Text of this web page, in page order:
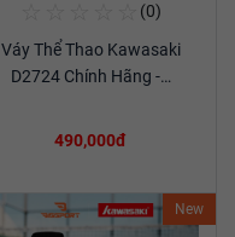
(0)
Váy Thể Thao Kawasaki
D2724 Chính Hãng -…
490,000đ
New